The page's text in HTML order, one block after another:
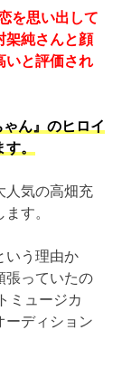
を思い出して
架純さんと顔
いと評価され
ん』のヒロイ
。
人気の高畑充
す。
いう理由か
張っていたの
ミュージカ
ーディション